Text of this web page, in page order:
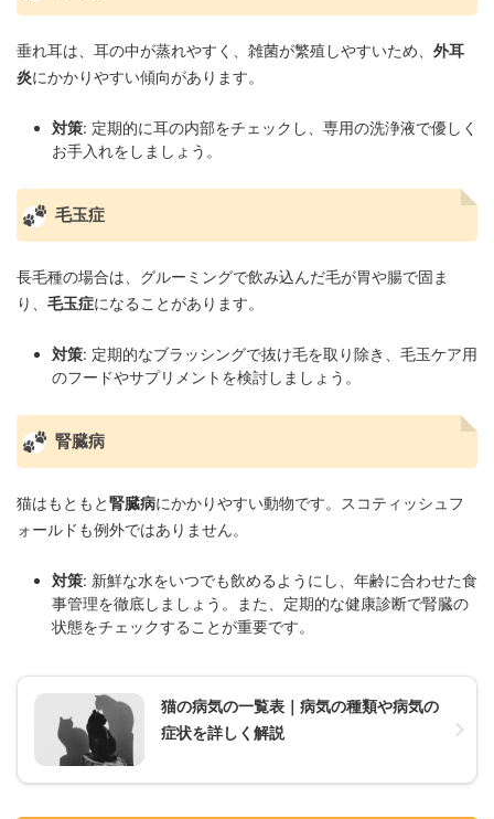
垂れ耳は、耳の中が蒸れやすく、雑菌が繁殖しやすいため、 外耳
炎にかかりやすい傾向があります。
対策: 定期的に耳の内部をチェックし、専用の洗浄液で優しく
お手入れをしましょう。
毛玉症
長毛種の場合は、グルーミングで飲み込んだ毛が胃や腸で固ま
り、 毛玉症になることがあります。
対策: 定期的なブラッシングで抜け毛を取り除き、毛玉ケア用
のフードやサプリメントを検討しましょう。
腎臓病
猫はもともと腎臓病にかかりやすい動物です。スコティッシュフ
ォールドも例外ではありません。
対策: 新鮮な水をいつでも飲めるようにし、年齢に合わせた食
事管理を徹底しましょう。また、定期的な健康診断で腎臓の
状態をチェックすることが重要です。
猫の病気の一覧表｜病気の種類や病気の
症状を詳しく解説